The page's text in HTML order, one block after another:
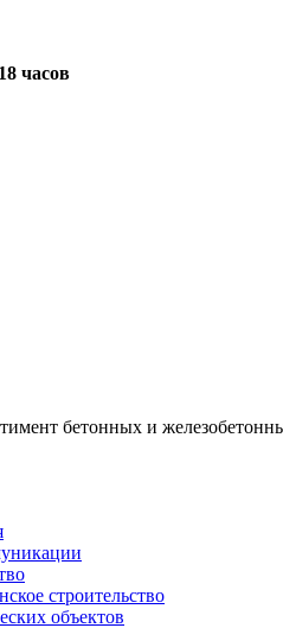
часов
бетонных и
строительство
объектов